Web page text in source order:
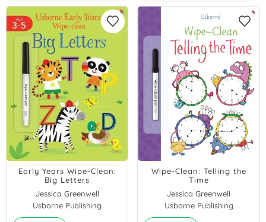
Early Years Wipe-Clean:
Big Letters
Jessica Greenwell
Usborne Publishing
Wipe-Clean: Telling the
Time
Jessica Greenwell
Usborne Publishing